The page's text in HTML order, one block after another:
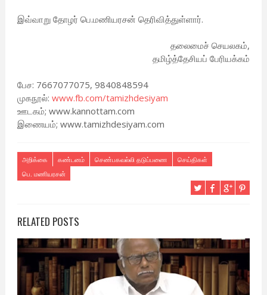
இவ்வாறு தோழர் பெ.மணியரசன் தெரிவித்துள்ளார்.
தலைமைச் செயலகம்,
தமிழ்த்தேசியப் பேரியக்கம்
பேச: 7667077075, 9840848594
முகநூல்: www.fb.com/tamizhdesiyam
ஊடகம்; www.kannottam.com
இணையம்; www.tamizhdesiyam.com
அறிக்கை கண்டனம் செண்பகவல்லி தடுப்பணை
செய்திகள்
பெ. மணியரசன்
RELATED POSTS